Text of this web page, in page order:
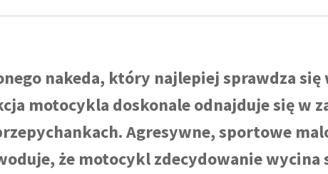
nakeda, który najlepiej sprawdza się
motocykla doskonale odnajduje się w
Agresywne, sportowe
że motocykl zdecydowanie wycina